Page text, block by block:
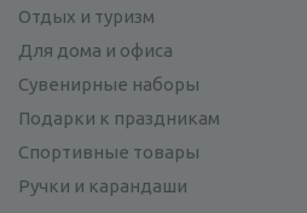
Отдых и туризм
Для дома и офиса
Сувенирные наборы
Подарки к праздникам
Спортивные товары
Ручки и карандаши